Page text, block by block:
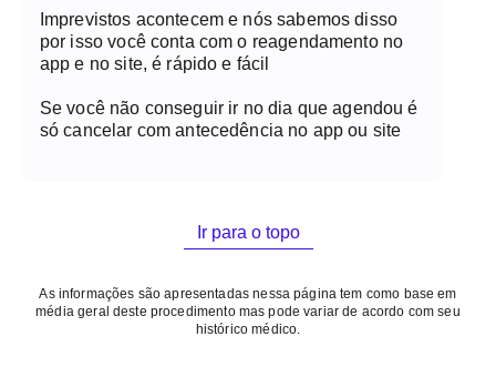
Imprevistos acontecem e nós sabemos disso
por isso você conta com o reagendamento no
app e no site, é rápido e fácil
Se você não conseguir ir no dia que agendou é
só cancelar com antecedência no app ou site
Ir para o topo
As informações são apresentadas nessa página tem como base em
média geral deste procedimento mas pode variar de acordo com seu
histórico médico.